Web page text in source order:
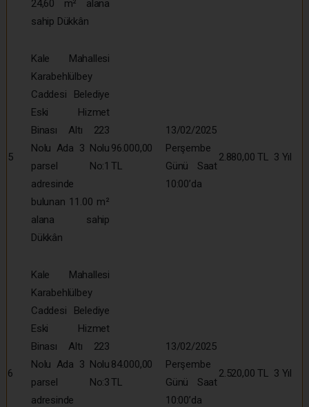
24,60 m² alana
sahip Dükkân
5
Kale Mahallesi
Karabehlülbey
Caddesi Belediye
Eski Hizmet
Binası Altı 223
Nolu Ada 3 Nolu
parsel No:1
adresinde
bulunan 11.00 m²
alana sahip
Dükkân
96.000,00
TL
13/02/2025
Perşembe
Günü Saat
10:00’da
2.880,00 TL 3 Yıl
6
Kale Mahallesi
Karabehlülbey
Caddesi Belediye
Eski Hizmet
Binası Altı 223
Nolu Ada 3 Nolu
parsel No:3
adresinde
84.000,00
TL
13/02/2025
Perşembe
Günü Saat
10:00’da
2.520,00 TL 3 Yıl